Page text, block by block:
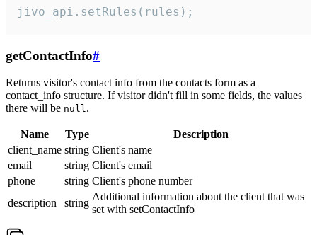
jivo_api.setRules(rules);
getContactInfo#
Returns visitor's contact info from the contacts form as a
contact_info structure. If visitor didn't fill in some fields, the values
there will be null.
Name Type
Description
client_name string Client's name
email
string Client's email
phone
string Client's phone number
description
string
Additional information about the client that was
set with setContactInfo